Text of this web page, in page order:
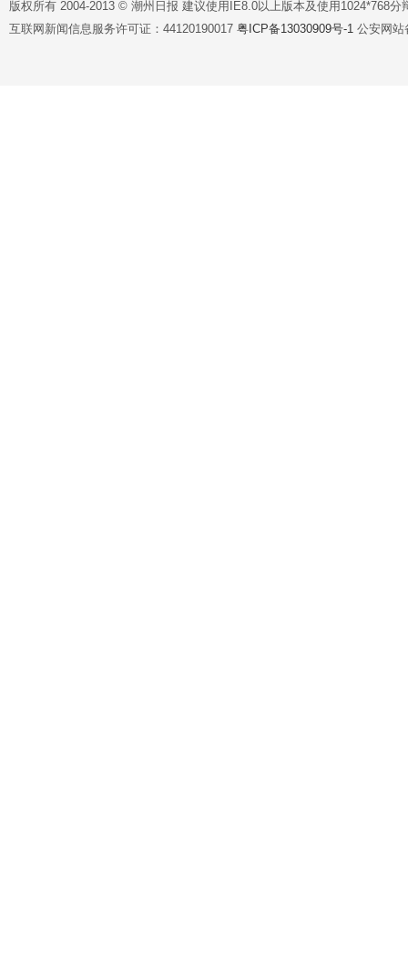
版权所有 2004-2013 © 潮州日报 建议使用IE8.0以上版本及使用1024*768分
互联网新闻信息服务许可证：44120190017 粤ICP备13030909号-1 公安网站